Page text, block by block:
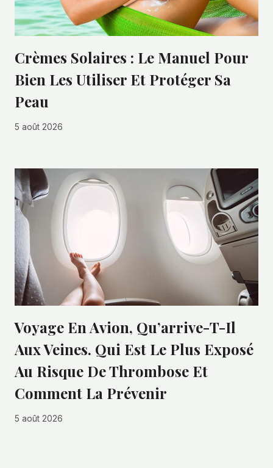
Crèmes Solaires : Le Manuel Pour
Bien Les Utiliser Et Protéger Sa
Peau
5 août 2026
Voyage En Avion, Qu’arrive-T-Il
Aux Veines. Qui Est Le Plus Exposé
Au Risque De Thrombose Et
Comment La Prévenir
5 août 2026